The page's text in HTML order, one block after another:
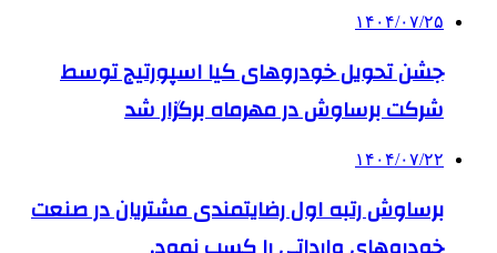
۱۴۰۴/۰۷/۲۵
جشن تحویل خودروهای کیا اسپورتیج توسط
شرکت برساوش در مهرماه برگزار شد
۱۴۰۴/۰۷/۲۲
برساوش رتبه اول رضایتمندی مشتریان در صنعت